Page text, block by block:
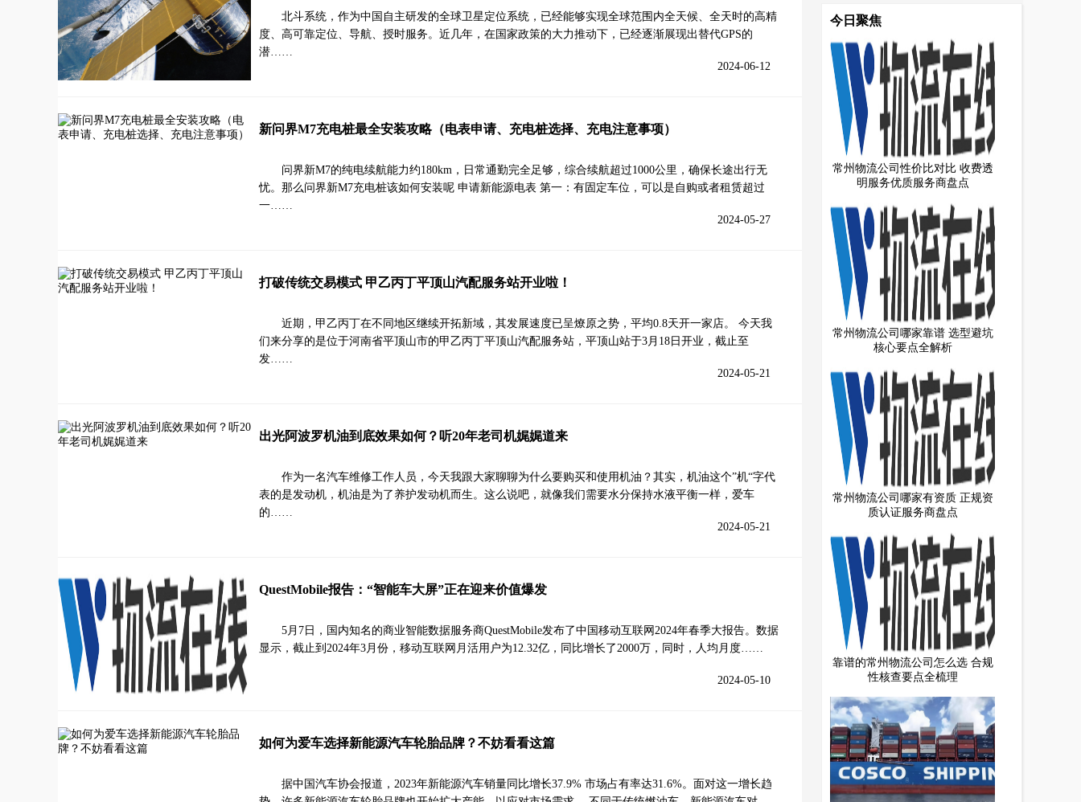
北斗系统，作为中国自主研发的全球卫星定位系统，已经能够实现全球范围内全天候、全天时的高精
度、高可靠定位、导航、授时服务。近几年，在国家政策的大力推动下，已经逐渐展现出替代GPS的
潜……
2024-06-12
新问界M7充电桩最全安装攻略（电表申请、充电桩选择、充电注意事项）
问界新M7的纯电续航能力约180km，日常通勤完全足够，综合续航超过1000公里，确保长途出行无
忧。那么问界新M7充电桩该如何安装呢 申请新能源电表 第一：有固定车位，可以是自购或者租赁超过
一……
2024-05-27
打破传统交易模式 甲乙丙丁平顶山汽配服务站开业啦！
近期，甲乙丙丁在不同地区继续开拓新域，其发展速度已呈燎原之势，平均0.8天开一家店。 今天我
们来分享的是位于河南省平顶山市的甲乙丙丁平顶山汽配服务站，平顶山站于3月18日开业，截止至
发……
2024-05-21
出光阿波罗机油到底效果如何？听20年老司机娓娓道来
作为一名汽车维修工作人员，今天我跟大家聊聊为什么要购买和使用机油？其实，机油这个”机“字代
表的是发动机，机油是为了养护发动机而生。这么说吧，就像我们需要水分保持水液平衡一样，爱车
的……
2024-05-21
​QuestMobile报告：“智能车大屏”正在迎来价值爆发
5月7日，国内知名的商业智能数据服务商QuestMobile发布了中国移动互联网2024年春季大报告。数据
显示，截止到2024年3月份，移动互联网月活用户为12.32亿，同比增长了2000万，同时，人均月度……
2024-05-10
如何为爱车选择新能源汽车轮胎品牌？不妨看看这篇
据中国汽车协会报道，2023年新能源汽车销量同比增长37.9% 市场占有率达31.6%。面对这一增长趋
今日聚焦
常州物流公司性价比对比 收费透
明服务优质服务商盘点
常州物流公司哪家靠谱 选型避坑
核心要点全解析
常州物流公司哪家有资质 正规资
质认证服务商盘点
靠谱的常州物流公司怎么选 合规
性核查要点全梳理